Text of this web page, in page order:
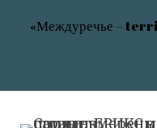
«Междуречье –